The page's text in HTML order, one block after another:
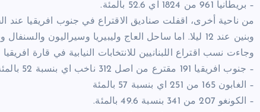
– بريطانيا 961 من 1824 اي 52.6 بالمئة.
من ناحية أخرى، اقفلت صناديق الاقتراع في جنوب افريقيا عند
وبنين عند 12 ليلا. اما ساحل العاج وليبيريا وسيراليون والسنفال وغينيا وغانا فعند الواحدة من فجر اليوم.
وجاءت نسب اقتراع اللبنانيين للانتخابات النيابية في قارة
– جنوب افريقيا 191 مقترع من اصل 312 ناخب اي بنسبة 52 بالمئة،
– الغابون 165 من 251 اي بنسبة 57 بالمئة
– الكونغو 207 من 341 بنسبة 49.6 بالمئة.